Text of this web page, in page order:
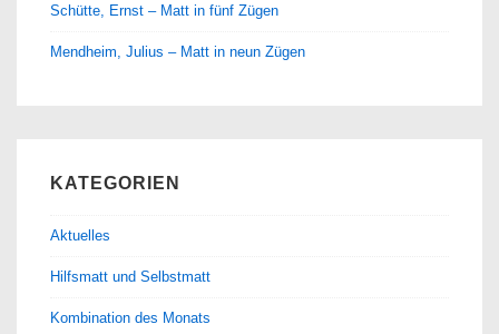
Schütte, Ernst – Matt in fünf Zügen
Mendheim, Julius – Matt in neun Zügen
KATEGORIEN
Aktuelles
Hilfsmatt und Selbstmatt
Kombination des Monats